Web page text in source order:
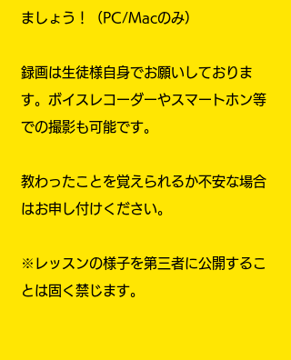
ましょう！（PC/Macのみ）
録画は生徒様自身でお願いしておりま
す。ボイスレコーダーやスマートホン等
での撮影も可能です。
教わったことを覚えられるか不安な場合
はお申し付けください。
※レッスンの様子を第三者に公開するこ
とは固く禁じます。